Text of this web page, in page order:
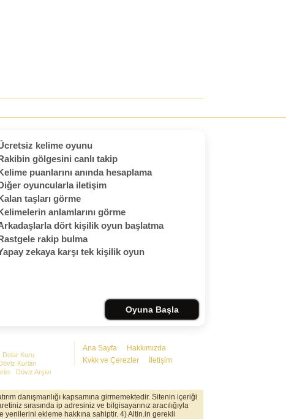
kelime oyunu
gölgesini canlı takip
puanlarını anında hesaplama
oyuncularla iletişim
taşları görme
anlamlarını görme
dört kişilik oyun başlatma
rakip bulma
zekaya karşı tek kişilik oyun
Oyuna Başla
Ana Sayfa
Hakkımızda
Kvkk ve Çerezler
İletişim
Dolar Kuru
Kurları
Döviz Arşivi
danışmanlığı kapsamına girmemektedir. Sitenin içeriği
sırasında ip adresiniz ve bilgisayarınız aracılığıyla
yenilerini ekleme hakkına sahiptir. 4) Altin.in gerekli